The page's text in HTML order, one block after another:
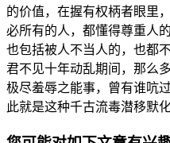
的价值，在握有权柄者眼里
必所有的人，都懂得尊重人
也包括被人不当人的，也都
君不见十年动乱期间，那么
极尽羞辱之能事，曾有谁吭
此就是这种千古流毒潜移默